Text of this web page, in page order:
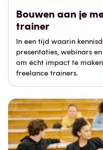
Bouwen aan je
trainer
In een tijd waarin
presentaties, webinars
om écht impact te
freelance trainers.